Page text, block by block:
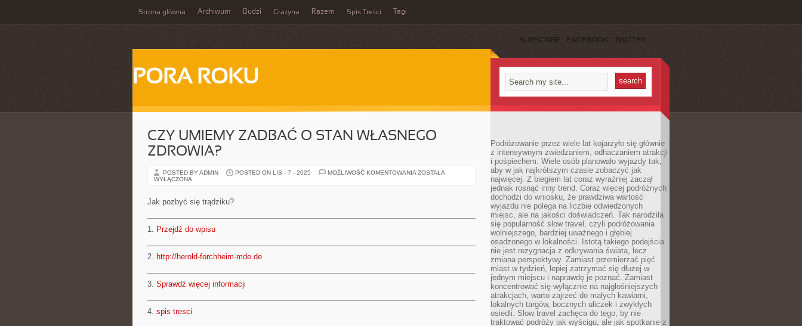
Strona główna Archiwum Budzi Grażyna Razem Spis Treści Tagi
SUBSCRIBE FACEBOOK TWITTER
PORA ROKU
CZY UMIEMY ZADBAĆ O STAN WŁASNEGO
ZDROWIA?
POSTED BY ADMIN POSTED ON LIS - 7 - 2025 MOŻLIWOŚĆ KOMENTOWANIA CZY
ZOSTAŁA
WYŁĄCZONA
Jak pozbyć się trądziku?
1. Przejdź do wpisu
2. http://herold-forchheim-mde.de
3. Sprawdź więcej informacji
4. spis tresci
Podróżowanie przez wiele lat kojarzyło się głównie
z intensywnym zwiedzaniem, odhaczaniem atrakcji
i pośpiechem. Wiele osób planowało wyjazdy tak,
aby w jak najkrótszym czasie zobaczyć jak
najwięcej. Z biegiem lat coraz wyraźniej zaczął
jednak rosnąć inny trend. Coraz więcej podróżnych
dochodzi do wniosku, że prawdziwa wartość
wyjazdu nie polega na liczbie odwiedzonych
miejsc, ale na jakości doświadczeń. Tak narodziła
się popularność slow travel, czyli podróżowania
wolniejszego, bardziej uważnego i głębiej
osadzonego w lokalności. Istotą takiego podejścia
nie jest rezygnacja z odkrywania świata, lecz
zmiana perspektywy. Zamiast przemierzać pięć
miast w tydzień, lepiej zatrzymać się dłużej w
jednym miejscu i naprawdę je poznać. Zamiast
koncentrować się wyłącznie na najgłośniejszych
atrakcjach, warto zajrzeć do małych kawiarni,
lokalnych targów, bocznych uliczek i zwykłych
osiedli. Slow travel zachęca do tego, by nie
traktować podróży jak wyścigu, ale jak spotkanie z